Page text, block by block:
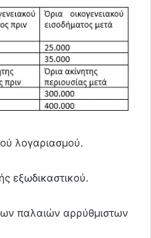
λογαριασμού.
εξωδικαστικού.
παλαιών αρρύθμιστων